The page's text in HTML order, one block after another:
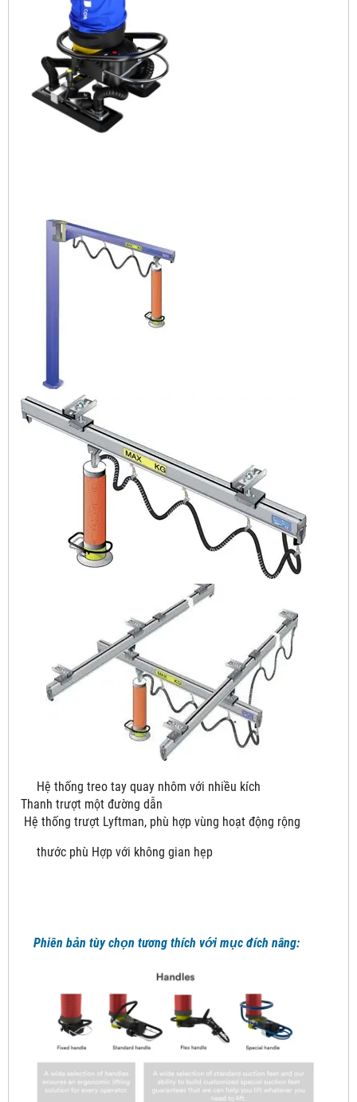
Hệ thống treo tay quay nhôm với nhiều kích
Thanh trượt một đường dẫn
Hệ thống trượt Lyftman, phù hợp vùng hoạt động rộng
thước phù Hợp với không gian hẹp
Phiên bản tùy chọn tương thích với mục đích nâng: